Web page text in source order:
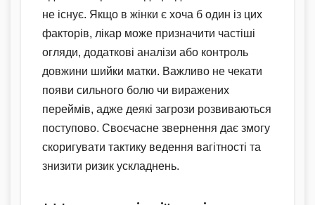
не існує. Якщо в жінки є хоча б один із цих
факторів, лікар може призначити частіші
огляди, додаткові аналізи або контроль
довжини шийки матки. Важливо не чекати
появи сильного болю чи виражених
переймів, адже деякі загрози розвиваються
поступово. Своєчасне звернення дає змогу
скоригувати тактику ведення вагітності та
знизити ризик ускладнень.